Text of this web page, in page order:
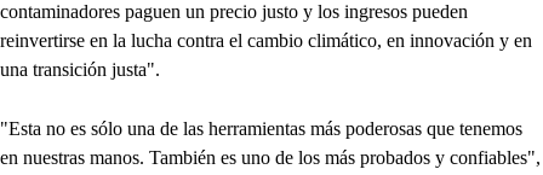
contaminadores paguen un precio justo y los ingresos pueden
reinvertirse en la lucha contra el cambio climático, en innovación y en
una transición justa".
"Esta no es sólo una de las herramientas más poderosas que tenemos
en nuestras manos. También es uno de los más probados y confiables",